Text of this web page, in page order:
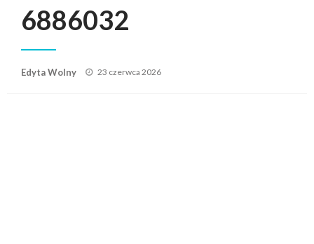
6886032
Edyta Wolny
Posted
23 czerwca 2026